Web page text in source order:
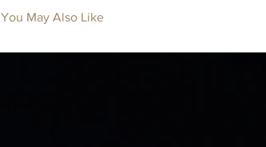
You May Also Like